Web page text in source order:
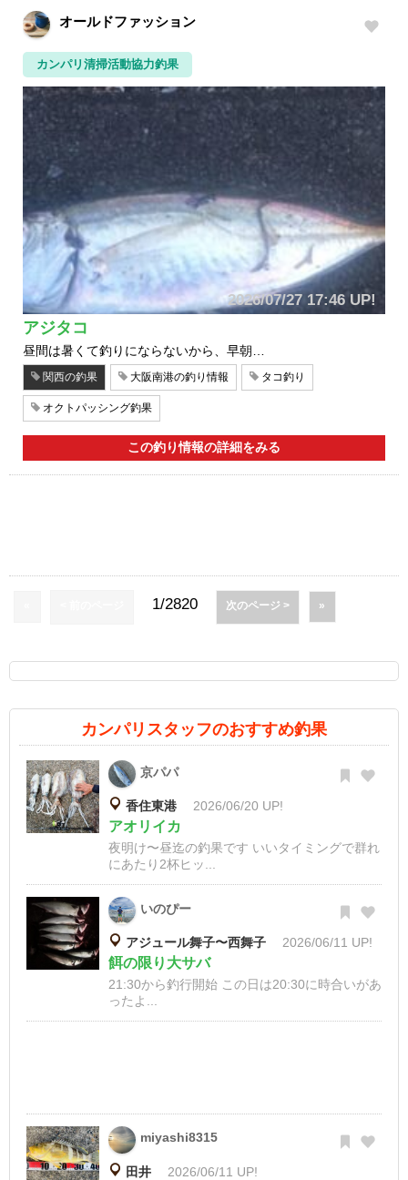
オールドファッション
カンパリ清掃活動協力釣果
2026/07/27 17:46 UP!
アジタコ
昼間は暑くて釣りにならないから、早朝…
関西の釣果 大阪南港の釣り情報 タコ釣り
オクトパッシング釣果
この釣り情報の詳細をみる
1/2820 次のページ > »
カンパリスタッフのおすすめ釣果
京パパ
香住東港 2026/06/20 UP!
アオリイカ
夜明け〜昼迄の釣果です いいタイミングで群れ
にあたり2杯ヒッ...
いのぴー
アジュール舞子〜西舞子 2026/06/11 UP!
餌の限り大サバ
21:30から釣行開始 この日は20:30に時合いがあ
ったよ...
miyashi8315
田井 2026/06/11 UP!